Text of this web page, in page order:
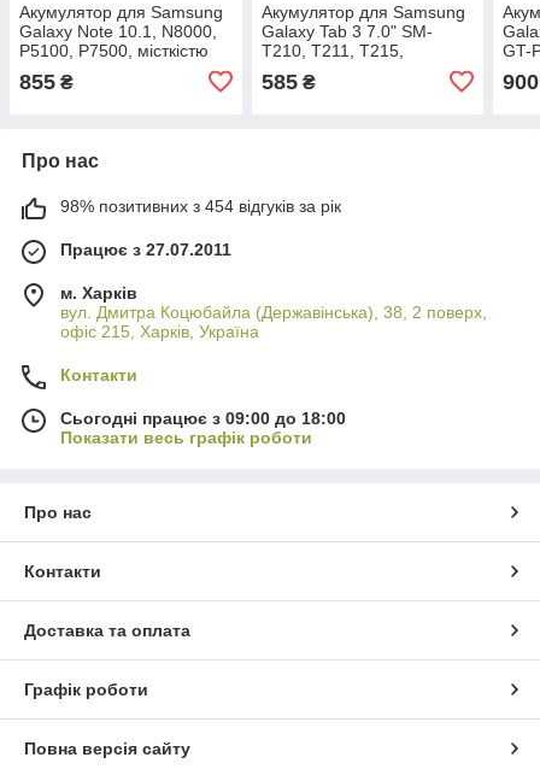
Акумулятор для Samsung
Galaxy Note 10.1, N8000,
P5100, P7500, місткістю
855 ₴
Акумулятор для Samsung
Galaxy Tab 3 7.0" SM-
T210, T211, T215,
оригінал, місткістю 4000
mAh
585₴
GT-
900
Про нас
98% позитивних з 454 відгуків за рік
Працює з 27.07.2011
м. Харків
вул. Дмитра Коцюбайла (Державінська), 38, 2 поверх,
офіс 215, Харків, Україна
Контакти
Сьогодні працює з 09:00 до 18:00
Показати весь графік роботи
Про нас
Контакти
Доставка та оплата
Графік роботи
Повна версія сайту